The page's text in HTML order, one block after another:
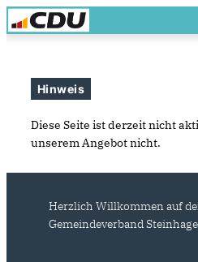
Hinweis
Diese Seite ist derzeit nicht
unserem Angebot nicht.
Herzlich Willkommen auf
Gemeindeverband